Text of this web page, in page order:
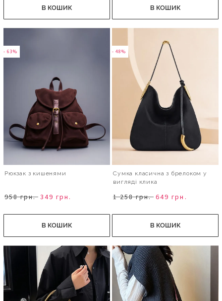
В КОШИК В КОШИК
- 63%
Рюкзак з кишенями
958 грн. 349 грн.
В КОШИК
- 48%
Сумка класична з брелоком у
вигляді клика
1 258 грн. 649 грн.
В КОШИК